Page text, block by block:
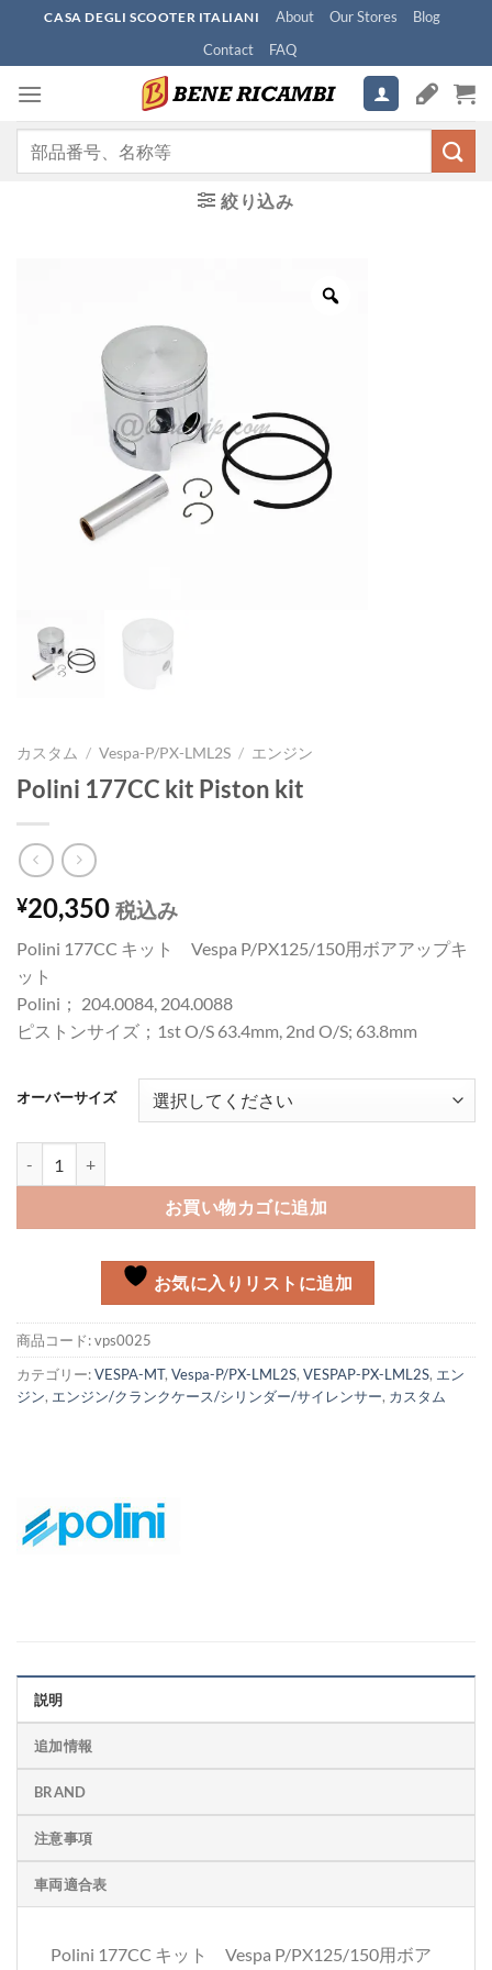
content
CASA DEGLI SCOOTER ITALIANI About Our Stores
Blog
Contact
FAQ
絞り込み
カスタム / Vespa-P/PX-LML2S / エンジン
Polini 177CC kit Piston kit
¥20,350 税込み
Polini 177CC キット Vespa P/PX125/150用ボアアップキ
ット
Polini； 204.0084, 204.0088
ピストンサイズ；1st O/S 63.4mm, 2nd O/S; 63.8mm
オーバーサイズ
お買い物カゴに追加
お気に入りリストに追加
商品コード:vps0025
カテゴリー:VESPA-MT, Vespa-P/PX-LML2S, VESPAP-PX-LML2S, エン
ジン, エンジン/クランクケース/シリンダー/サイレンサー, カスタム
説明
追加情報
BRAND
注意事項
車両適合表
Polini 177CC キット Vespa P/PX125/150用ボア